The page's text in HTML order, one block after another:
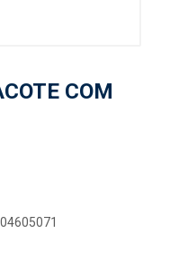
COM